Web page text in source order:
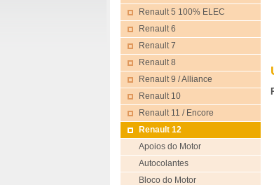
Renault 5 100% ELEC
Renault 6
Renault 7
Renault 8
Renault 9 / Alliance
Renault 10
Renault 11 / Encore
Renault 12
Apoios do Motor
Autocolantes
Bloco do Motor